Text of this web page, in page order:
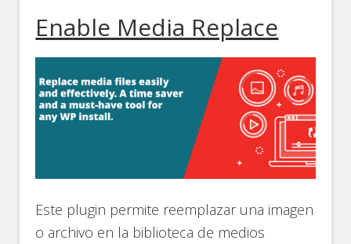
Enable Media Replace
Este plugin permite reemplazar una imagen
o archivo en la biblioteca de medios